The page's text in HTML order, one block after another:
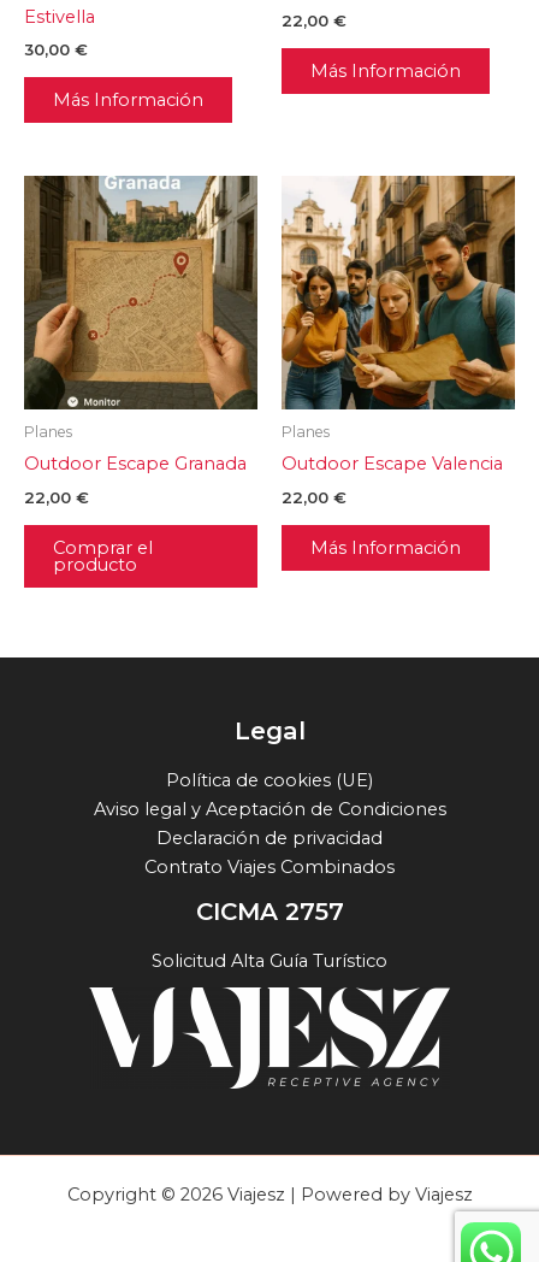
Estivella
30,00 €
Más Información
22,00 €
Más Información
Planes
Outdoor Escape Granada
22,00 €
Comprar el
producto
Planes
Outdoor Escape Valencia
22,00 €
Más Información
Legal
Política de cookies (UE)
Aviso legal y Aceptación de Condiciones
Declaración de privacidad
Contrato Viajes Combinados
CICMA 2757
Solicitud Alta Guía Turístico
Copyright © 2026 Viajesz | Powered by Viajesz